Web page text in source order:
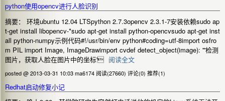
python使用opencv进行人脸识别
摘要： 环境ubuntu 12.04 LTSpython 2.7.3opencv 2.3.1-7安装依赖sudo ap
t-get install libopencv-*sudo apt-get install python-opencvsudo apt-get inst
all python-numpy示例代码#!/usr/bin/env python#coding=utf-8import osfro
m PIL import Image, ImageDrawimport cvdef detect_object(image): '''检测
图片，获取人脸在图片中的坐标' 阅读全文
posted @ 2013-03-31 10:03 ma6174 阅读(27660) 评论(0) 推荐(1)
Redhat启动修复小记